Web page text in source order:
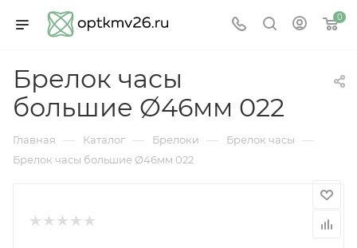
0
Брелок часы
большие Ø46мм 022
Главная — Каталог — Брелоки — Брелок часы —
Брелок часы большие Ø46мм 022